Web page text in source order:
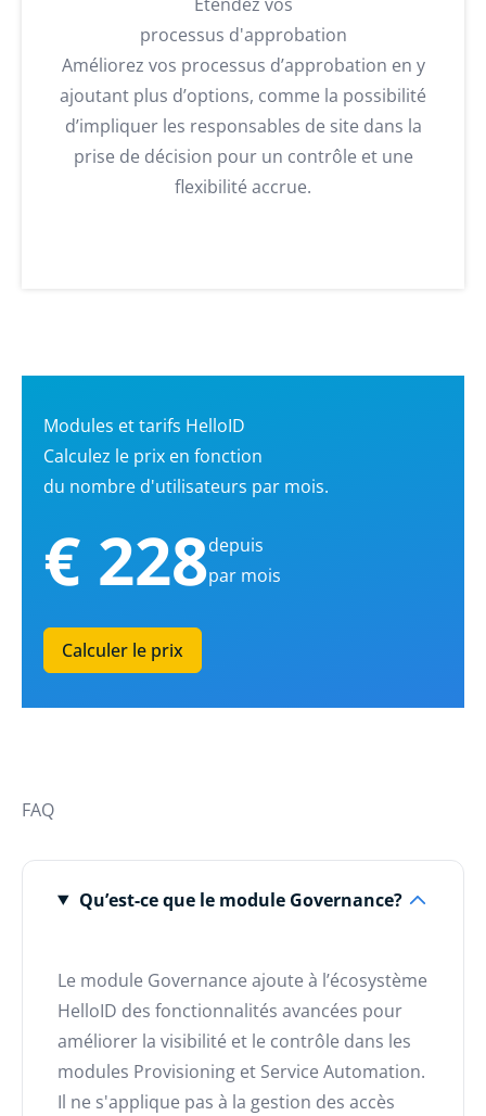
processus d'approbation
Améliorez vos processus d’approbation en y
ajoutant plus d’options, comme la possibilité
d’impliquer les responsables de site dans la
prise de décision pour un contrôle et une
flexibilité accrue.
Modules et tarifs HelloID
Calculez le prix en fonction
du nombre d'utilisateurs par mois.
€ 228depuis
par mois
Calculer le prix
FAQ
Qu’est-ce que le module Governance?
Le module Governance ajoute à l’écosystème
HelloID des fonctionnalités avancées pour
améliorer la visibilité et le contrôle dans les
modules Provisioning et Service Automation.
Il ne s'applique pas à la gestion des accès